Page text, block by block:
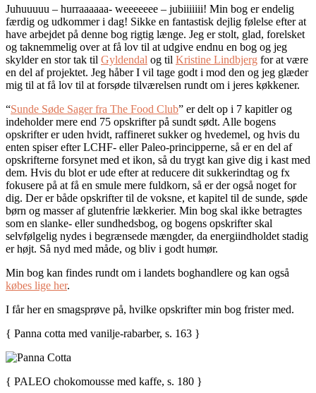
Juhuuuuu – hurraaaaaa- weeeeeee – jubiiiiiii! Min bog er endelig
færdig og udkommer i dag! Sikke en fantastisk dejlig følelse efter at
have arbejdet på denne bog rigtig længe. Jeg er stolt, glad, forelsket
og taknemmelig over at få lov til at udgive endnu en bog og jeg
skylder en stor tak til Gyldendal og til Kristine Lindbjerg for at være
en del af projektet. Jeg håber I vil tage godt i mod den og jeg glæder
mig til at få lov til at forsøde tilværelsen rundt om i jeres køkkener.
“Sunde Søde Sager fra The Food Club” er delt op i 7 kapitler og
indeholder mere end 75 opskrifter på sundt sødt. Alle bogens
opskrifter er uden hvidt, raffineret sukker og hvedemel, og hvis du
enten spiser efter LCHF- eller Paleo-principperne, så er en del af
opskrifterne forsynet med et ikon, så du trygt kan give dig i kast med
dem. Hvis du blot er ude efter at reducere dit sukkerindtag og fx
fokusere på at få en smule mere fuldkorn, så er der også noget for
dig. Der er både opskrifter til de voksne, et kapitel til de sunde, søde
børn og masser af glutenfrie lækkerier. Min bog skal ikke betragtes
som en slanke- eller sundhedsbog, og bogens opskrifter skal
selvfølgelig nydes i begrænsede mængder, da energiindholdet stadig
er højt. Så nyd med måde, og bliv i godt humør.
Min bog kan findes rundt om i landets boghandlere og kan også
købes lige her.
I får her en smagsprøve på, hvilke opskrifter min bog frister med.
{ Panna cotta med vanilje-rabarber, s. 163 }
{ PALEO chokomousse med kaffe, s. 180 }